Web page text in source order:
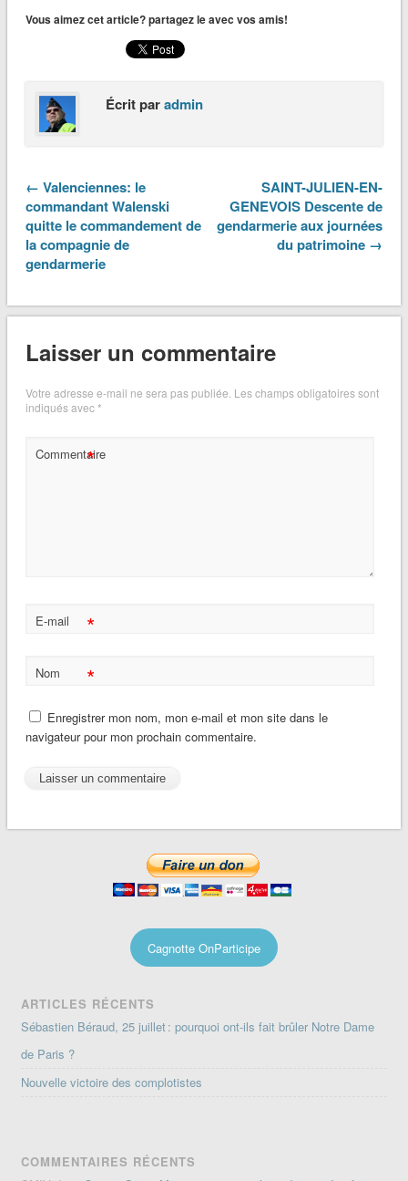
Vous aimez cet article? partagez le avec vos amis!
Écrit paradmin
← Valenciennes: le
commandant Walenski
quitte le commandement de
la compagnie de
gendarmerie
SAINT-JULIEN-EN-
GENEVOIS Descente de
gendarmerie aux journées
du patrimoine →
Laisser un commentaire
Votre adresse e-mail ne sera pas publiée. Les champs obligatoires sont
indiqués avec*
Commentaire
*
E-mail *
Nom *
Enregistrer mon nom, mon e-mail et mon site dans le
navigateur pour mon prochain commentaire.
Cagnotte OnParticipe
ARTICLES RÉCENTS
Sébastien Béraud, 25 juillet : pourquoi ont-ils fait brûler Notre Dame
de Paris ?
Nouvelle victoire des complotistes
COMMENTAIRES RÉCENTS